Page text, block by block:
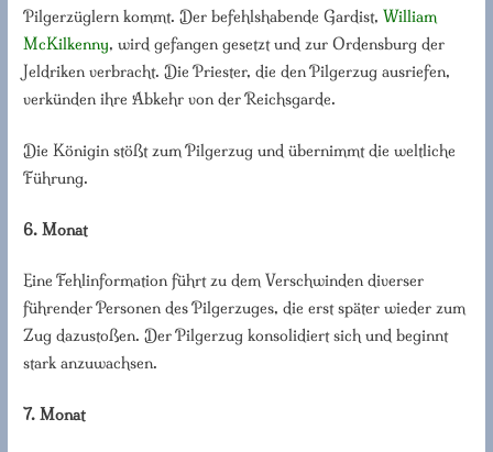
Pilgerzüglern kommt. Der befehlshabende Gardist,William
McKilkenny, wird gefangen gesetzt und zur Ordensburg der
Jeldriken verbracht. Die Priester, die den Pilgerzug ausriefen,
verkünden ihre Abkehr von der Reichsgarde.
Die Königin stößt zum Pilgerzug und übernimmt die weltliche
Führung.
6. Monat
Eine Fehlinformation führt zu dem Verschwinden diverser
führender Personen des Pilgerzuges, die erst später wieder zum
Zug dazustoßen. Der Pilgerzug konsolidiert sich und beginnt
stark anzuwachsen.
7. Monat